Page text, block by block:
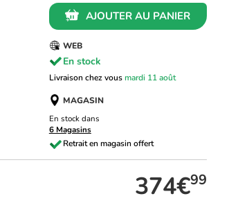
AJOUTER AU PANIER
WEB
En stock
Livraison chez vousmardi 11 août
MAGASIN
En stock dans
6 Magasins
374€99